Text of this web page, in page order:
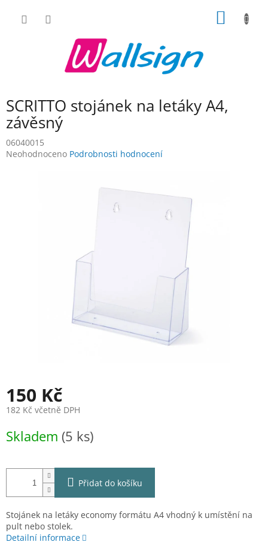
SCRITTO stojánek na letáky A4,
závěsný
06040015
Průměrné
Neohodnoceno Podrobnosti hodnocení
150 Kč
182 Kč včetně DPH
cena:
Skladem (5 ks)
Přidat do košíku
Stojánek na letáky economy formátu A4 vhodný k umístění na
pult nebo stolek.
Detailní informace